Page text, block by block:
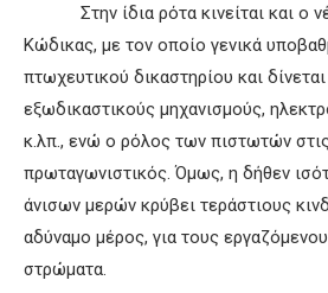
Στην ίδια ρότα κινείται και ο
Κώδικας, με τον οποίο γενικά
πτωχευτικού δικαστηρίου και
εξωδικαστικούς μηχανισμούς,
κ.λπ., ενώ ο ρόλος των πιστωτών στις
πρωταγωνιστικός. Όμως, η δήθεν
άνισων μερών κρύβει τεράστιους
αδύναμο μέρος, για τους
στρώματα.